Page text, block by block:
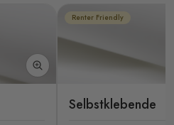
Renter Friendly
Selbstklebende